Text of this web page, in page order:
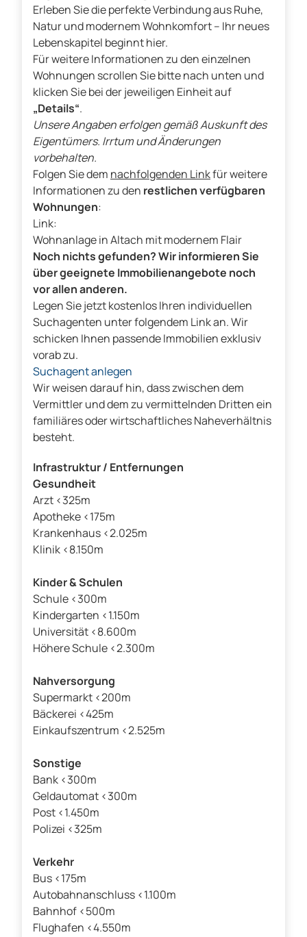
Erleben Sie die perfekte Verbindung aus Ruhe,
Natur und modernem Wohnkomfort – Ihr neues
Lebenskapitel beginnt hier.
Für weitere Informationen zu den einzelnen
Wohnungen scrollen Sie bitte nach unten und
klicken Sie bei der jeweiligen Einheit auf
„Details“.
Unsere Angaben erfolgen gemäß Auskunft des
Eigentümers. Irrtum und Änderungen
vorbehalten.
Folgen Sie dem nachfolgenden Linkfür weitere
Informationen zu den restlichen verfügbaren
Wohnungen:
Link:
Wohnanlage in Altach mit modernem Flair
Noch nichts gefunden? Wir informieren Sie
über geeignete Immobilienangebote noch
vor allen anderen.
Legen Sie jetzt kostenlos Ihren individuellen
Suchagenten unter folgendem Link an. Wir
schicken Ihnen passende Immobilien exklusiv
vorab zu.
Suchagent anlegen
Wir weisen darauf hin, dass zwischen dem
Vermittler und dem zu vermittelnden Dritten ein
familiäres oder wirtschaftliches Naheverhältnis
besteht.
Infrastruktur / Entfernungen
Gesundheit
Arzt <325m
Apotheke <175m
Krankenhaus <2.025m
Klinik <8.150m
Kinder & Schulen
Schule <300m
Kindergarten <1.150m
Universität <8.600m
Höhere Schule <2.300m
Nahversorgung
Supermarkt <200m
Bäckerei <425m
Einkaufszentrum <2.525m
Sonstige
Bank <300m
Geldautomat <300m
Post <1.450m
Polizei <325m
Verkehr
Bus <175m
Autobahnanschluss <1.100m
Bahnhof <500m
Flughafen <4.550m